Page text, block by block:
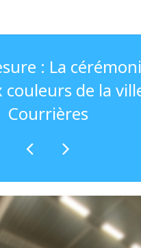
: La
de la
Courrières